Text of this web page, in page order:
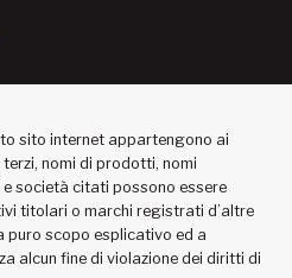
sito internet appartengono ai
nomi di prodotti, nomi
società citati possono essere
titolari o marchi registrati d’altre
puro scopo esplicativo ed a
alcun fine di violazione dei diritti di